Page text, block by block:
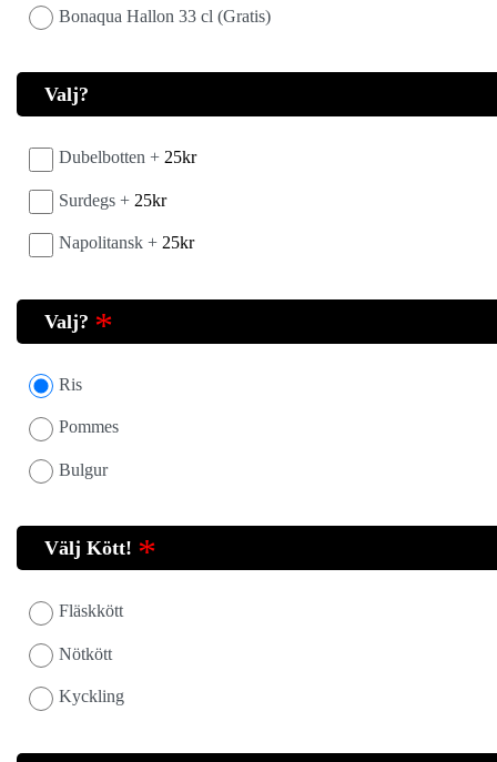
Bonaqua Hallon 33 cl (Gratis)
Valj?
Dubelbotten + 25kr
Surdegs + 25kr
Napolitansk + 25kr
Valj?
Ris
Pommes
Bulgur
Välj Kött!
Fläskkött
Nötkött
Kyckling